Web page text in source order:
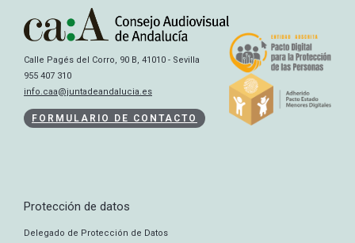
Calle Pagés del Corro, 90 B, 41010 - Sevilla
955 407 310
info.caa@juntadeandalucia.es
FORMULARIO DE CONTACTO
Protección de datos
Delegado de Protección de Datos